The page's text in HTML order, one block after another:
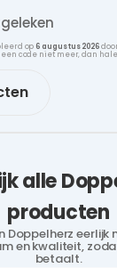
op 6 augustus 2026
code niet meer, dan
alle
producten
Doppelherz eerlijk
en kwaliteit,
betaalt.